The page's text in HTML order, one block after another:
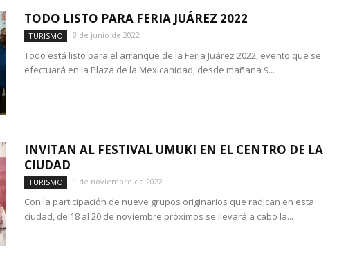
TODO LISTO PARA FERIA JUÁREZ 2022
TURISMO 8 de junio de 2022
Todo está listo para el arranque de la Feria Juárez 2022, evento que se
efectuará en la Plaza de la Mexicanidad, desde mañana 9...
INVITAN AL FESTIVAL UMUKI EN EL CENTRO DE LA
CIUDAD
TURISMO 1 de noviembre de 2022
Con la participación de nueve grupos originarios que radican en esta
ciudad, de 18 al 20 de noviembre próximos se llevará a cabo la...